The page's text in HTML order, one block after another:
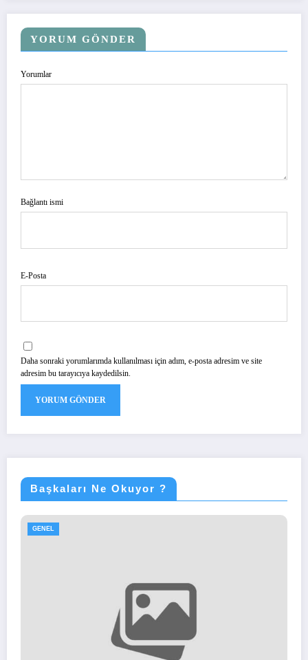
YORUM GÖNDER
Yorumlar
Bağlantı ismi
E-Posta
Daha sonraki yorumlarımda kullanılması için adım, e-posta adresim ve site
adresim bu tarayıcıya kaydedilsin.
Başkaları Ne Okuyor ?
GENEL